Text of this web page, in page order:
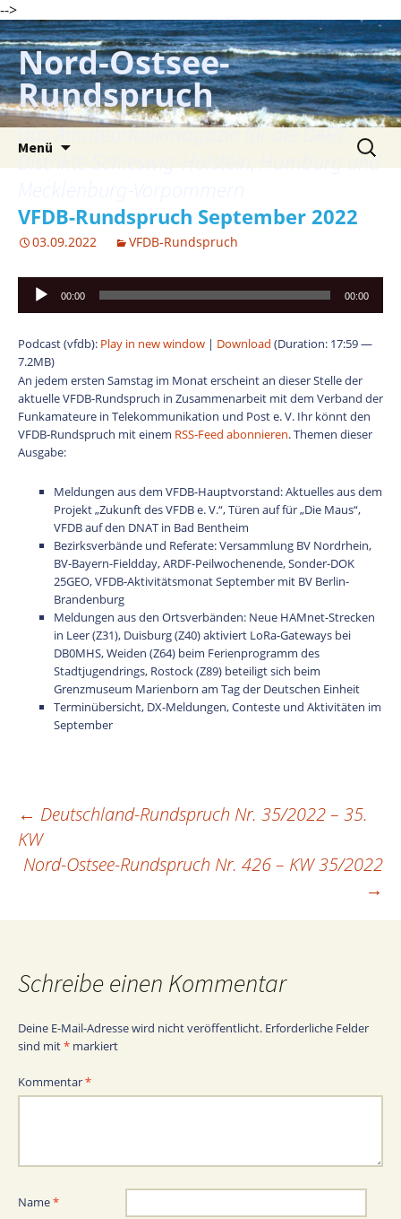
-->
Zum
Inhalt
springen
Nord-Ostsee-
Rundspruch
Das Amateurfunkmagazin für die DARC-
Distrikte Schleswig-Holstein, Hamburg und
Menü
Suchen
nach:
VFDB-Rundspruch September 2022
03.09.2022 VFDB-Rundspruch
Audio-
Player
00:00 00:00
Podcast (vfdb): Play in new window | Download (Duration: 17:59 —
7.2MB)
An jedem ersten Samstag im Monat erscheint an dieser Stelle der
aktuelle VFDB-Rundspruch in Zusammenarbeit mit dem Verband der
Funkamateure in Telekommunikation und Post e. V. Ihr könnt den
VFDB-Rundspruch mit einem RSS-Feed abonnieren. Themen dieser
Ausgabe:
Meldungen aus dem VFDB-Hauptvorstand: Aktuelles aus dem
Projekt „Zukunft des VFDB e. V.“, Türen auf für „Die Maus“,
VFDB auf den DNAT in Bad Bentheim
Bezirksverbände und Referate: Versammlung BV Nordrhein,
BV-Bayern-Fieldday, ARDF-Peilwochenende, Sonder-DOK
25GEO, VFDB-Aktivitätsmonat September mit BV Berlin-
Brandenburg
Meldungen aus den Ortsverbänden: Neue HAMnet-Strecken
in Leer (Z31), Duisburg (Z40) aktiviert LoRa-Gateways bei
DB0MHS, Weiden (Z64) beim Ferienprogramm des
Stadtjugendrings, Rostock (Z89) beteiligt sich beim
Grenzmuseum Marienborn am Tag der Deutschen Einheit
Terminübersicht, DX-Meldungen, Conteste und Aktivitäten im
September
Beitragsnavigation
← Deutschland-Rundspruch Nr. 35/2022 – 35.
KW
Nord-Ostsee-Rundspruch Nr. 426 – KW 35/2022
→
Schreibe einen Kommentar
Deine E-Mail-Adresse wird nicht veröffentlicht. Erforderliche Felder
sind mit* markiert
Kommentar*
Name*